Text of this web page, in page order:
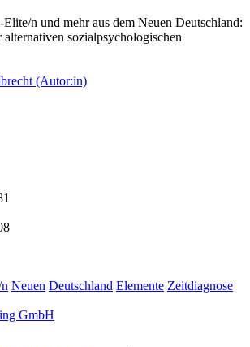
n und mehr aus dem Neuen Deutschland:
alternativen sozialpsychologischen
(Autor:in)
Neuen Deutschland Elemente Zeitdiagnose
GmbH